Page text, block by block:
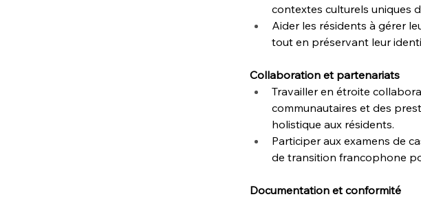
contextes culturels uniques
Aider les résidents à gérer
tout en préservant leur
Collaboration et partenariats
Travailler en étroite
communautaires et des
holistique aux résidents.
Participer aux examens de
de transition francophone
Documentation et conformité